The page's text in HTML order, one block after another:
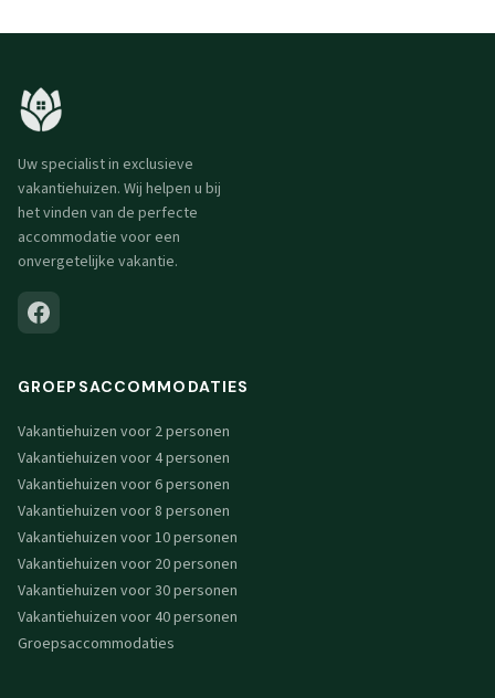
Uw specialist in exclusieve
vakantiehuizen. Wij helpen u bij
het vinden van de perfecte
accommodatie voor een
onvergetelijke vakantie.
GROEPSACCOMMODATIES
Vakantiehuizen voor 2 personen
Vakantiehuizen voor 4 personen
Vakantiehuizen voor 6 personen
Vakantiehuizen voor 8 personen
Vakantiehuizen voor 10 personen
Vakantiehuizen voor 20 personen
Vakantiehuizen voor 30 personen
Vakantiehuizen voor 40 personen
Groepsaccommodaties